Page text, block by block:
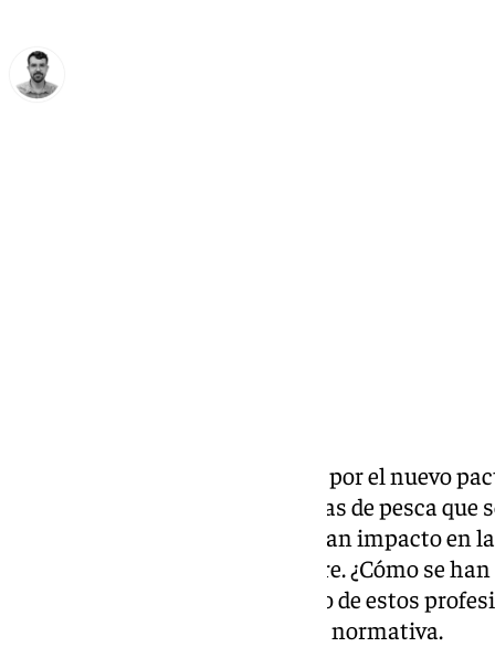
En Málaga existe preocupación por el nuevo
noticia sobre el recorte de los días de pesca
en Bruselas está teniendo un gran impacto en
gran parte de la pesca de arrastre. ¿Cómo se
pescadores? Manuel Ruiz es uno de estos
por la aprobación de esta nueva normativa.